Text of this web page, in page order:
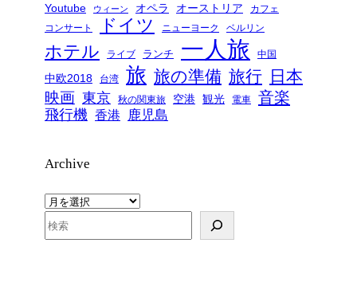
Youtube ウィーン オペラ オーストリア
カフェ
コンサート
ドイツ ニューヨーク ベルリン
ホテル ライブ ランチ 一人旅 中国
中欧2018 台湾 旅 旅の準備 旅行 日本
映画 東京 秋の関東旅 空港 観光 電車 音楽
飛行機 香港 鹿児島
Archive
ア
ー
カ
検
索